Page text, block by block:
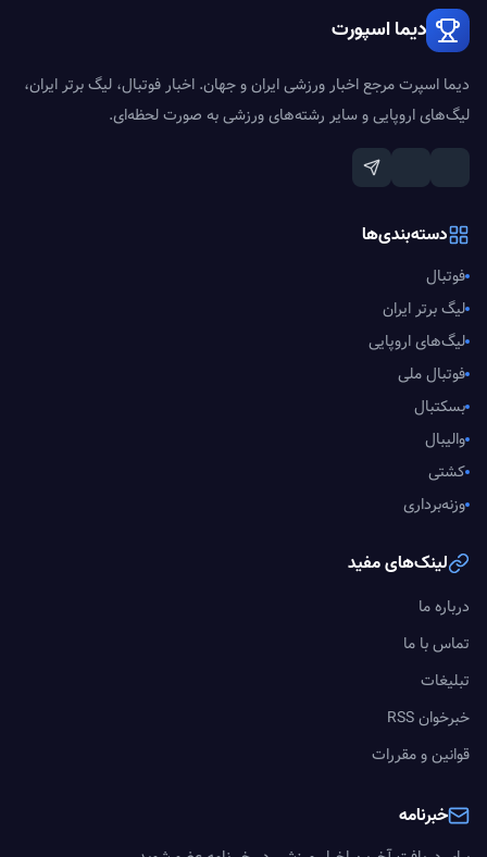
دیما اسپورت
دیما اسپرت مرجع اخبار ورزشی ایران و جهان. اخبار فوتبال، لیگ برتر ایران،
لیگ‌های اروپایی و سایر رشته‌های ورزشی به صورت لحظه‌ای.
دسته‌بندی‌ها
فوتبال
لیگ برتر ایران
لیگ‌های اروپایی
فوتبال ملی
بسکتبال
والیبال
کشتی
وزنه‌برداری
لینک‌های مفید
درباره ما
تماس با ما
تبلیغات
خبرخوان RSS
قوانین و مقررات
خبرنامه